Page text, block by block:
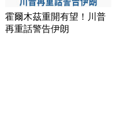
霍爾木茲重開有望！川普
再重話警告伊朗